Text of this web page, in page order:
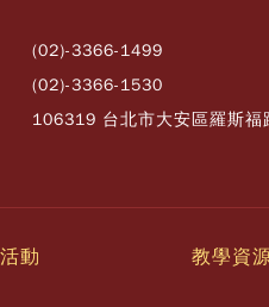
(02)-3366-1499
(02)-3366-1530
106319 台北市大安區羅斯
動 教學資